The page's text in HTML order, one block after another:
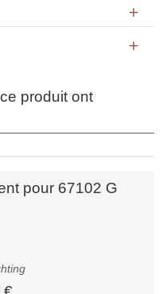
produit ont
pour 67102 G